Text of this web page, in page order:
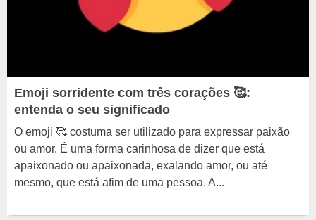
Emoji sorridente com três corações 🥰:
entenda o seu significado
O emoji 🥰 costuma ser utilizado para expressar paixão
ou amor. É uma forma carinhosa de dizer que está
apaixonado ou apaixonada, exalando amor, ou até
mesmo, que está afim de uma pessoa. A...